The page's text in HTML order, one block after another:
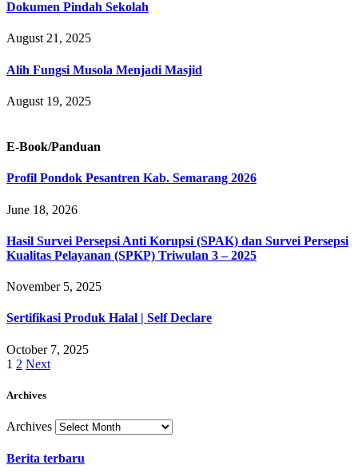
Dokumen Pindah Sekolah
August 21, 2025
Alih Fungsi Musola Menjadi Masjid
August 19, 2025
E-Book/Panduan
Profil Pondok Pesantren Kab. Semarang 2026
June 18, 2026
Hasil Survei Persepsi Anti Korupsi (SPAK) dan Survei Persepsi
Kualitas Pelayanan (SPKP) Triwulan 3 – 2025
November 5, 2025
Sertifikasi Produk Halal | Self Declare
October 7, 2025
1 2 Next
Archives
Archives
Berita terbaru